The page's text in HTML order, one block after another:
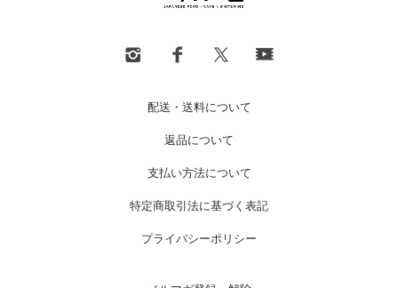
配送・送料について
返品について
支払い方法について
特定商取引法に基づく表記
プライバシーポリシー